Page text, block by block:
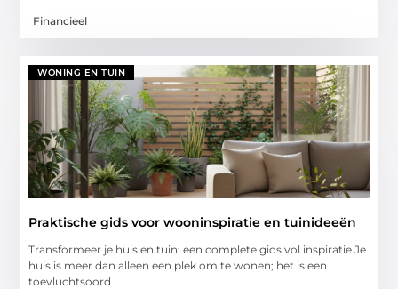
Financieel
WONING EN TUIN
Praktische gids voor wooninspiratie en tuinideeën
Transformeer je huis en tuin: een complete gids vol inspiratie Je
huis is meer dan alleen een plek om te wonen; het is een
toevluchtsoord